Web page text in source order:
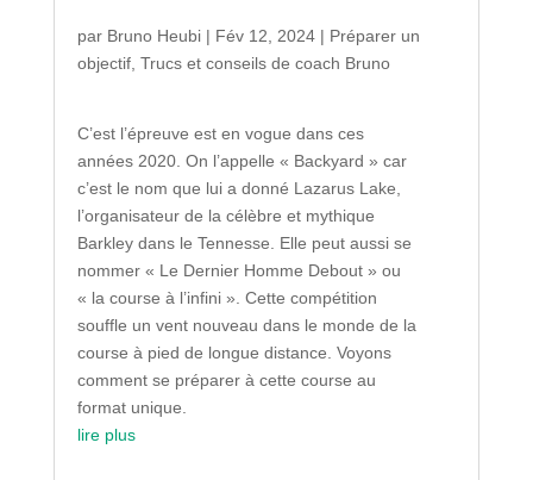
par Bruno Heubi| Fév 12, 2024| Préparer un
objectif, Trucs et conseils de coach Bruno
C’est l’épreuve est en vogue dans ces
années 2020. On l’appelle « Backyard » car
c’est le nom que lui a donné Lazarus Lake,
l’organisateur de la célèbre et mythique
Barkley dans le Tennesse. Elle peut aussi se
nommer « Le Dernier Homme Debout » ou
« la course à l’infini ». Cette compétition
souffle un vent nouveau dans le monde de la
course à pied de longue distance. Voyons
comment se préparer à cette course au
format unique.
lire plus